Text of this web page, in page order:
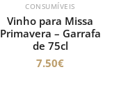
CONSUMÍVEIS
Vinho para Missa
Primavera – Garrafa
de 75cl
7.50€